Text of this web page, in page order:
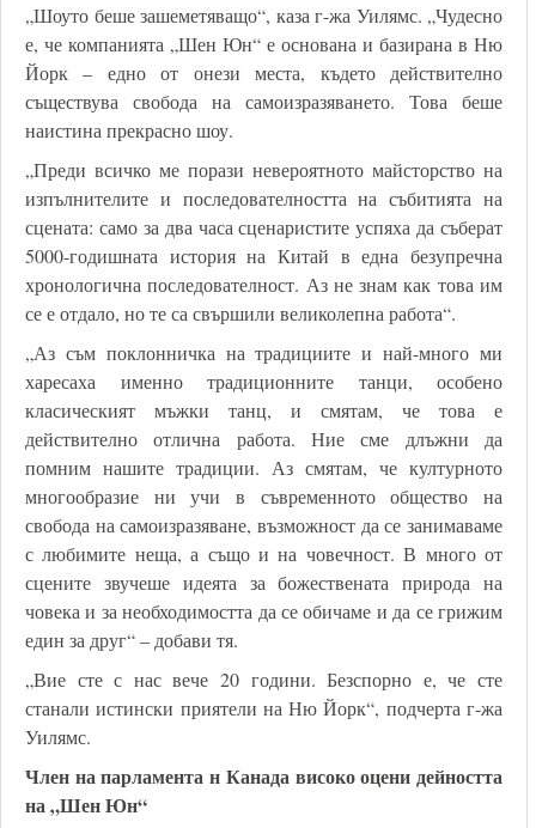
„Шоуто беше зашеметяващо“, каза г-жа Уилямс. „Чудесно
е, че компанията „Шен Юн“ е основана и базирана в Ню
Йорк – едно от онези места, където действително
съществува свобода на самоизразяването. Това беше
наистина прекрасно шоу.
„Преди всичко ме порази невероятното майсторство на
изпълнителите и последователността на събитията на
сцената: само за два часа сценаристите успяха да съберат
5000-годишната история на Китай в една безупречна
хронологична последователност. Аз не знам как това им
се е отдало, но те са свършили великолепна работа“.
„Аз съм поклонничка на традициите и най-много ми
харесаха именно традиционните танци, особено
класическият мъжки танц, и смятам, че това е
действително отлична работа. Ние сме длъжни да
помним нашите традиции. Аз смятам, че културното
многообразие ни учи в съвременното общество на
свобода на самоизразяване, възможност да се занимаваме
с любимите неща, а също и на човечност. В много от
сцените звучеше идеята за божествената природа на
човека и за необходимостта да се обичаме и да се грижим
един за друг“ – добави тя.
„Вие сте с нас вече 20 години. Безспорно е, че сте
станали истински приятели на Ню Йорк“, подчерта г-жа
Уилямс.
Член на парламента н Канада високо оцени дейността
на „Шен Юн“